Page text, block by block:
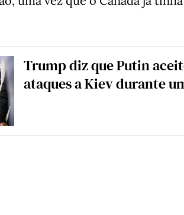
Trump diz que Putin
ataques a Kiev durante